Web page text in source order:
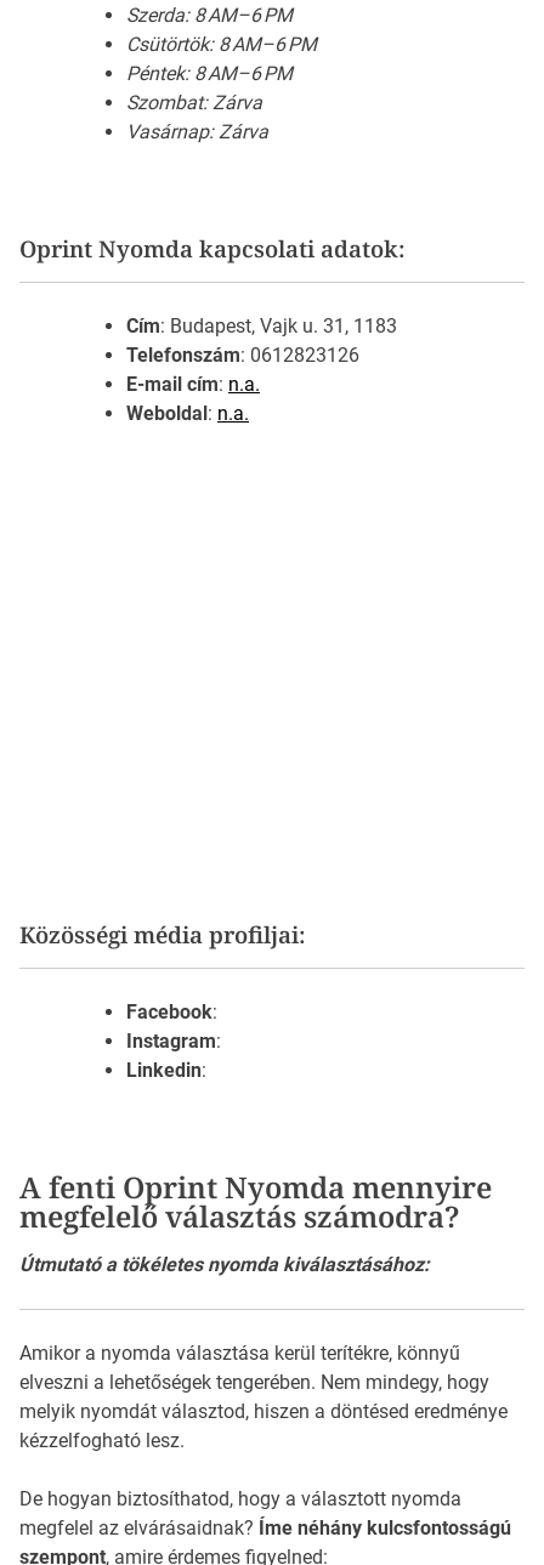
Szerda: 8 AM–6 PM
Csütörtök: 8 AM–6 PM
Péntek: 8 AM–6 PM
Szombat: Zárva
Vasárnap: Zárva
Oprint Nyomda kapcsolati adatok:
Cím: Budapest, Vajk u. 31, 1183
Telefonszám: 0612823126
E-mail cím: n.a.
Weboldal : n.a.
Közösségi média profiljai:
Facebook:
Instagram:
Linkedin:
A fenti Oprint Nyomda mennyire
megfelelő választás számodra?
Útmutató a tökéletes nyomda kiválasztásához:
Amikor a nyomda választása kerül terítékre, könnyű
elveszni a lehetőségek tengerében. Nem mindegy, hogy
melyik nyomdát választod, hiszen a döntésed eredménye
kézzelfogható lesz.
De hogyan biztosíthatod, hogy a választott nyomda
megfelel az elvárásaidnak? Íme néhány kulcsfontosságú
szempont, amire érdemes figyelned: